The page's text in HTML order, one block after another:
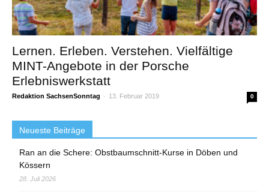
Lernen. Erleben. Verstehen. Vielfältige
MINT-Angebote in der Porsche
Erlebniswerkstatt
Redaktion SachsenSonntag - 13. Februar 2019 0
Neueste Beiträge
Ran an die Schere: Obstbaumschnitt-Kurse in Döben und
Kössern
28. Juli 2026